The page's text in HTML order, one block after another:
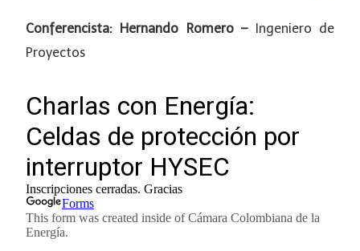
Conferencista: Hernando Romero –
Ingeniero de
Proyectos